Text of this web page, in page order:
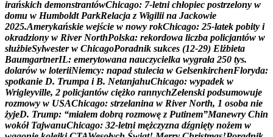
irańskich demonstrantówChicago: 7-letni chłopiec postrzelony w
domu w Humboldt ParkRelacja z Wigilii na Jackowie
2025.Amerykańskie wejście w nowy rokChicago: 25-latek pobity i
okradziony w River NorthPolska: rekordowa liczba policjantów w
służbieSylwester w ChicagoPoradnik sukces (12-29) Elżbieta
BaumgartnerIL: emerytowana nauczycielka wygrała 250 tys.
dolarów w loteriiNiemcy: napad stulecia w GelsenkirchenFloryda:
spotkanie D. Trumpa i B. NetanjahuChicago: wypadek w
Wrigleyville, 2 policjantów ciężko rannychZełenski podsumowuje
rozmowy w USAChicago: strzelanina w River North, 1 osoba nie
żyjeD. Trump: “miałem dobrą rozmowę z Putinem”Manewry Chin
wokół TajwanuChicago: 32-letni mężczyzna dźgnięty nożem w